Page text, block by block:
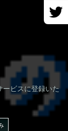
ービスに登録いた